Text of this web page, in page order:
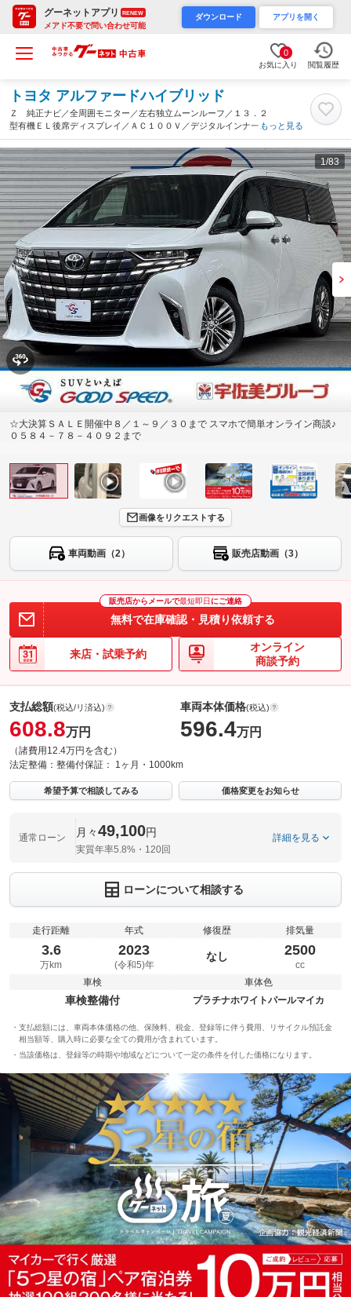
グーネットアプリ RENEW
メアド不要で問い合わせ可能
ダウンロード アプリを開く
0
お気に入り 閲覧履歴
トヨタ アルファードハイブリッド
Ｚ 純正ナビ／全周囲モニター／左右独立ムーンルーフ／１３．２
型有機ＥＬ後席ディスプレイ／ＡＣ１００Ｖ／デジタルインナーミ
ラー／シートヒーターベンチレーション／ブラックレザーシート／
ブラインドスポット（岐阜県）
もっと見る
1/83
☆大決算ＳＡＬＥ開催中８／１～９／３０まで スマホで簡単オンライン商談♪
０５８４－７８－４０９２まで
画像をリクエストする
車両動画（2） 販売店動画（3）
販売店からメールで最短即日 にご連絡
無料で在庫確認・見積り依頼する
来店・試乗予約
オンライン
商談予約
支払総額(税込/リ済込)
608.8万円
（諸費用12.4万円を含む）
車両本体価格(税込)
596.4万円
法定整備： 整備付保証： 1ヶ月・1000km
希望予算で相談してみる 価格変更をお知らせ
通常ローン 月々49,100円
実質年率5.8%・120回
詳細を見る
ローンについて相談する
走行距離
3.6
万km
年式
2023
(令和5)年
修復歴
なし
排気量
2500
cc
車検
車検整備付
車体色
プラチナホワイトパールマイカ
支払総額には、車両本体価格の他、保険料、税金、登録等に伴う費用、リサイクル預託金
相当額等、購入時に必要な全ての費用が含まれています。
当該価格は、登録等の時期や地域などについて一定の条件を付した価格になります。